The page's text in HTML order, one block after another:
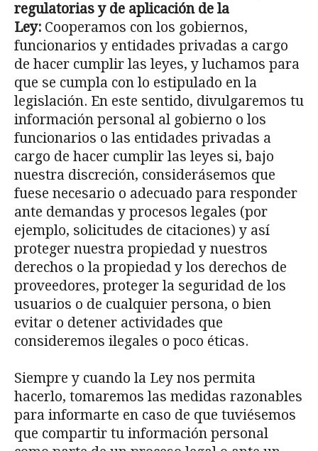
regulatorias y de aplicación de la
Ley: Cooperamos con los gobiernos,
funcionarios y entidades privadas a cargo
de hacer cumplir las leyes, y luchamos para
que se cumpla con lo estipulado en la
legislación. En este sentido, divulgaremos tu
información personal al gobierno o los
funcionarios o las entidades privadas a
cargo de hacer cumplir las leyes si, bajo
nuestra discreción, considerásemos que
fuese necesario o adecuado para responder
ante demandas y procesos legales (por
ejemplo, solicitudes de citaciones) y así
proteger nuestra propiedad y nuestros
derechos o la propiedad y los derechos de
proveedores, proteger la seguridad de los
usuarios o de cualquier persona, o bien
evitar o detener actividades que
consideremos ilegales o poco éticas.
Siempre y cuando la Ley nos permita
hacerlo, tomaremos las medidas razonables
para informarte en caso de que tuviésemos
que compartir tu información personal